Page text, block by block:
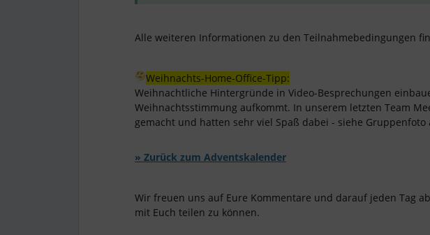
Alle weiteren Informationen zu den Teilnahmebedingungen
Weihnachts-Home-Office-Tipp:
Weihnachtliche Hintergründe in Video-Besprechungen
Weihnachtsstimmung aufkommt. In unserem letzten Team
gemacht und hatten sehr viel Spaß dabei - siehe Gruppenfoto
» Zurück zum Adventskalender
Wir freuen uns auf Eure Kommentare und darauf jeden Tag
mit Euch teilen zu können.